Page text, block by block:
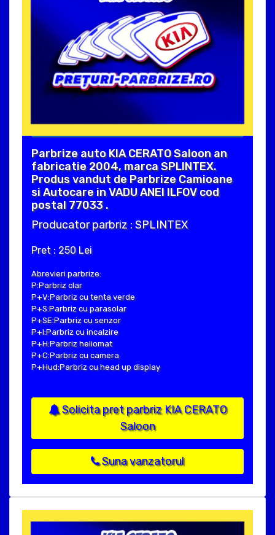
Parbrize auto KIA CERATO Saloon an
fabricatie 2004, marca SPLINTEX.
Produs vandut de Parbrize Camioane
si Autocare in VADU ANEI ILFOV cod
postal 77033 .
Producator parbriz : SPLINTEX
Pret : 250 Lei
Abrevieri parbrize:
P:Parbriz clar
P+V:Parbriz cu tenta verde
P+S:Parbriz cu parasolar
P+SE:Parbriz cu senzor
P+I:Parbriz cu incalzire
P+H:Parbriz heliomat
P+C:Parbriz cu camera
P+Hud:Parbriz cu head up display
Solicita pret parbriz KIA CERATO
Saloon
Suna vanzatorul